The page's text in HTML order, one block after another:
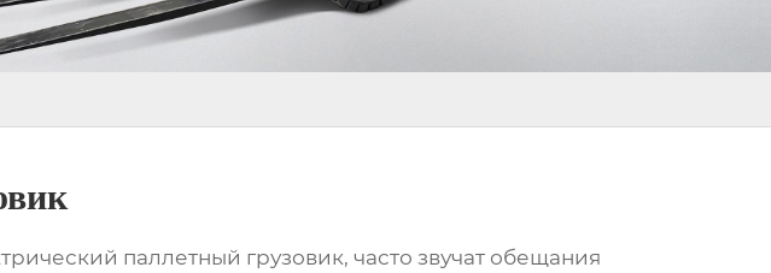
паллетный грузовик, часто звучат обещания